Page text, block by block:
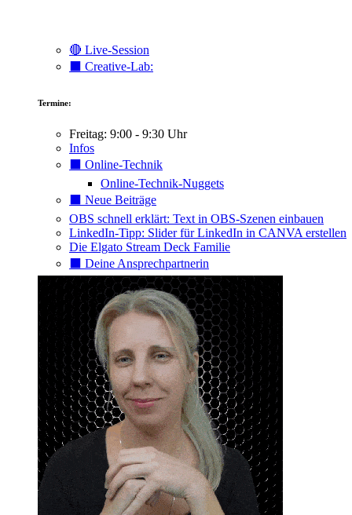
🔴 Live-Session
⬛️ Creative-Lab:
Termine:
Freitag: 9:00 - 9:30 Uhr
Infos
⬛️ Online-Technik
Online-Technik-Nuggets
⬛️ Neue Beiträge
OBS schnell erklärt: Text in OBS-Szenen einbauen
LinkedIn-Tipp: Slider für LinkedIn in CANVA erstellen
Die Elgato Stream Deck Familie
⬛️ Deine Ansprechpartnerin